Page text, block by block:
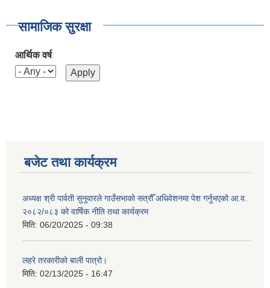
सामाजिक सुरक्षा
आर्थिक वर्ष
बजेट तथा कार्यक्रम
अध्यक्ष श्री पार्वती सुनुवारले गाउँसभाको सत्रौँ अधिवेशनमा पेश गर्नुभएको आ.व.
२०८२/०८३ को वार्षिक नीति तथा कार्यक्रम
मिति: 06/20/2025 - 09:38
लहरे तरकारीको बाली पात्रो।
मिति: 02/13/2025 - 16:47